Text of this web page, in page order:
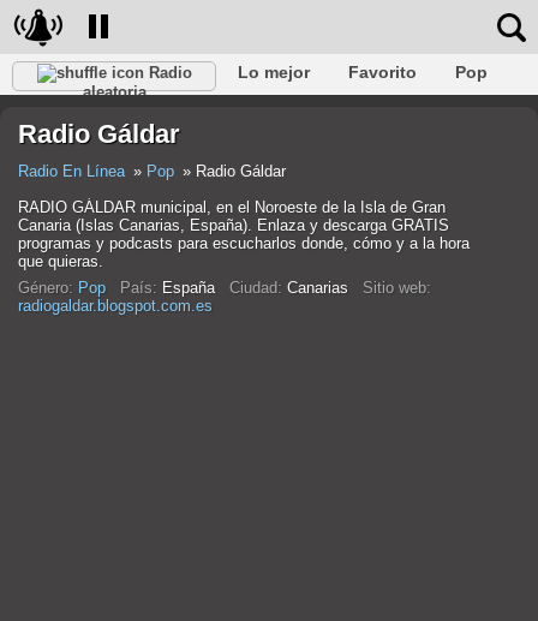
Radio
aleatoria
Lo mejor Favorito
Pop
Rap
Trans Falk
Radio Gáldar
Radio En Línea Pop
Radio Gáldar
RADIO GÁLDAR municipal, en el Noroeste de la Isla de Gran
Canaria (Islas Canarias, España). Enlaza y descarga GRATIS
programas y podcasts para escucharlos donde, cómo y a la hora
que quieras.
Género: Pop País: España Ciudad: Canarias Sitio web:
radiogaldar.blogspot.com.es